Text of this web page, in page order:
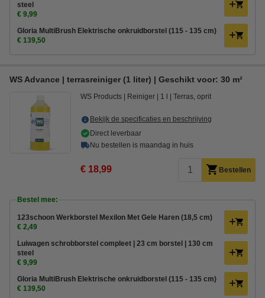
steel
€ 9,99
Gloria MultiBrush Elektrische onkruidborstel (115 - 135 cm)
€ 139,50
WS Advance | terrasreiniger (1 liter) | Geschikt voor: 30 m²
WS Products Reiniger 1 l Terras, oprit
Bekijk de specificaties en beschrijving
Direct leverbaar
Nu bestellen is maandag in huis
€ 18,99 Bestellen
Bestel mee:
123schoon Werkborstel Mexilon Met Gele Haren (18,5 cm)
€ 2,49
Luiwagen schrobborstel compleet | 23 cm borstel | 130 cm
steel
€ 9,99
Gloria MultiBrush Elektrische onkruidborstel (115 - 135 cm)
€ 139,50